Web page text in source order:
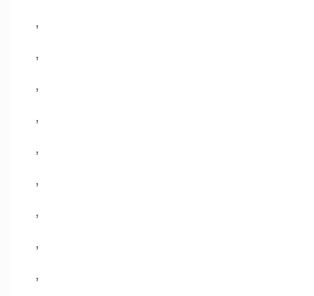
,
,
,
,
,
,
,
,
,